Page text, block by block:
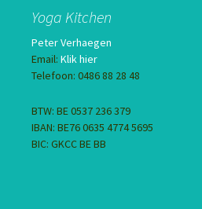
Yoga Kitchen
Peter Verhaegen
Email: Klik hier
Telefoon: 0486 88 28 48
BTW: BE 0537 236 379
IBAN: BE76 0635 4774 5695
BIC: GKCC BE BB